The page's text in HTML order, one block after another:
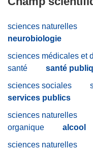
sciences naturelles
neurobiologie
sciences médicales et
santé
santé
sciences sociales
services publics
sciences naturelles
organique
alcool
sciences naturelles